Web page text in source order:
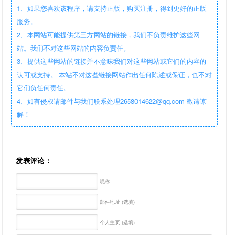
1、如果您喜欢该程序，请支持正版，购买注册，得到更好的正版
服务。
2、本网站可能提供第三方网站的链接，我们不负责维护这些网
站。我们不对这些网站的内容负责任。
3、提供这些网站的链接并不意味我们对这些网站或它们的内容的
认可或支持。 本站不对这些链接网站作出任何陈述或保证，也不对
它们负任何责任。
4、如有侵权请邮件与我们联系处理2658014622@qq.com 敬请谅
解！
发表评论：
昵称
邮件地址 (选填)
个人主页 (选填)